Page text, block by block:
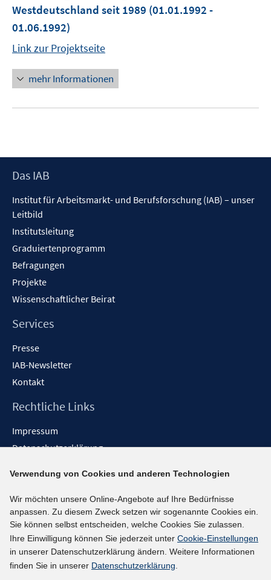
Westdeutschland seit 1989 (01.01.1992 -
01.06.1992)
Link zur Projektseite
mehr Informationen
Footer
Das IAB
Institut für Arbeitsmarkt- und Berufsforschung (IAB) – unser
Leitbild
Institutsleitung
Graduiertenprogramm
Befragungen
Projekte
Wissenschaftlicher Beirat
Services
Presse
IAB-Newsletter
Kontakt
Rechtliche Links
Impressum
Datenschutzerklärung
Barrieren melden
Social-Media-Kanäle
BlueSky
YouTube
LinkedIn
Verwendung von Cookies und anderen Technologien
Wir möchten unsere Online-Angebote auf Ihre Bedürfnisse
anpassen. Zu diesem Zweck setzen wir sogenannte Cookies ein.
Sie können selbst entscheiden, welche Cookies Sie zulassen.
Ihre Einwilligung können Sie jederzeit unter Cookie-Einstellungen
in unserer Datenschutzerklärung ändern. Weitere Informationen
finden Sie in unserer Datenschutzerklärung.